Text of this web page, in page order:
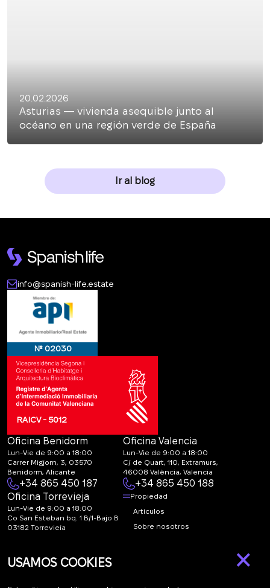
20.02.2026
Asturias — vivienda asequible junto al
océano en una región verde de España
Ir al blog
info@spanish-life.estate
№ 02030
RAICV - 5012
Oficina Benidorm
Lun-Vie de 9:00 a 18:00
Carrer Migjorn, 3, 03570
Benidorm, Alicante
+34 865 450 187
Oficina Valencia
Lun-Vie de 9:00 a 18:00
C/ de Quart, 110, Extramurs,
46008 València, Valencia
+34 865 450 188
Oficina Torrevieja
Lun-Vie de 9:00 a 18:00
Co San Esteban bq. 1 B/1-Bajo B
03182 Torrevieja
life.estate
Propiedad
Artículos
Sobre nosotros
×
USAMOS COOKIES